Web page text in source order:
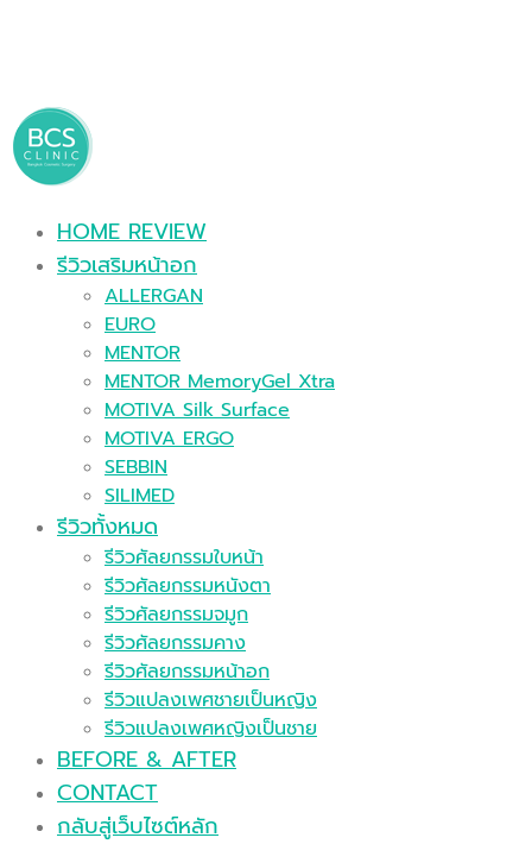
HOME REVIEW
รีวิวเสริมหน้าอก
ALLERGAN
EURO
MENTOR
MENTOR MemoryGel Xtra
MOTIVA Silk Surface
MOTIVA ERGO
SEBBIN
SILIMED
รีวิวทั้งหมด
รีวิวศัลยกรรมใบหน้า
รีวิวศัลยกรรมหนังตา
รีวิวศัลยกรรมจมูก
รีวิวศัลยกรรมคาง
รีวิวศัลยกรรมหน้าอก
รีวิวแปลงเพศชายเป็นหญิง
รีวิวแปลงเพศหญิงเป็นชาย
BEFORE & AFTER
CONTACT
กลับสู่เว็บไซต์หลัก